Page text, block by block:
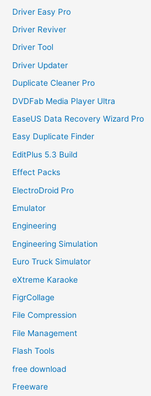
Driver Easy Pro
Driver Reviver
Driver Tool
Driver Updater
Duplicate Cleaner Pro
DVDFab Media Player Ultra
EaseUS Data Recovery Wizard Pro
Easy Duplicate Finder
EditPlus 5.3 Build
Effect Packs
ElectroDroid Pro
Emulator
Engineering
Engineering Simulation
Euro Truck Simulator
eXtreme Karaoke
FigrCollage
File Compression
File Management
Flash Tools
free download
Freeware